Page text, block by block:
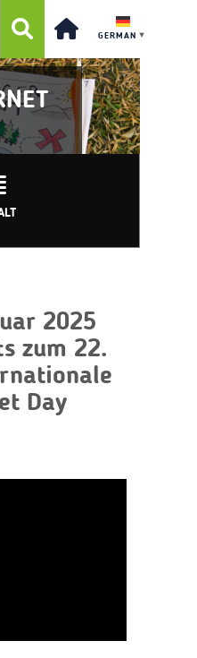
GERMAN ▼
2025
zum 22.
Day